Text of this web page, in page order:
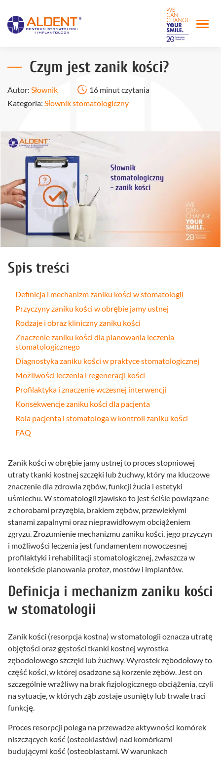
Czym jest zanik kości?
Autor: Słownik
16 minut czytania
Kategoria: Słownik stomatologiczny
Spis treści
Definicja i mechanizm zaniku kości w stomatologii
Przyczyny zaniku kości w obrębie jamy ustnej
Rodzaje i obraz kliniczny zaniku kości
Znaczenie zaniku kości dla planowania leczenia
stomatologicznego
Diagnostyka zaniku kości w praktyce stomatologicznej
Możliwości leczenia i regeneracji kości
Profilaktyka i znaczenie wczesnej interwencji
Konsekwencje zaniku kości dla pacjenta
Rola pacjenta i stomatologa w kontroli zaniku kości
FAQ
Zanik kości w obrębie jamy ustnej to proces stopniowej
utraty tkanki kostnej szczęki lub żuchwy, który ma kluczowe
znaczenie dla zdrowia zębów, funkcji żucia i estetyki
uśmiechu. W stomatologii zjawisko to jest ściśle powiązane
z chorobami przyzębia, brakiem zębów, przewlekłymi
stanami zapalnymi oraz nieprawidłowym obciążeniem
zgryzu. Zrozumienie mechanizmu zaniku kości, jego przyczyn
i możliwości leczenia jest fundamentem nowoczesnej
profilaktyki i rehabilitacji stomatologicznej, zwłaszcza w
kontekście planowania protez, mostów i implantów.
Definicja i mechanizm zaniku kości
w stomatologii
Zanik kości (resorpcja kostna) w stomatologii oznacza utratę
objętości oraz gęstości tkanki kostnej wyrostka
zębodołowego szczęki lub żuchwy. Wyrostek zębodołowy to
część kości, w której osadzone są korzenie zębów. Jest on
szczególnie wrażliwy na brak fizjologicznego obciążenia, czyli
na sytuacje, w których ząb zostaje usunięty lub trwale traci
funkcję.
Proces resorpcji polega na przewadze aktywności komórek
niszczących kość (osteoklastów) nad komórkami
budującymi kość (osteoblastami. W warunkach